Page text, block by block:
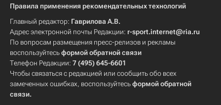
Правила применения рекомендательных технологий
Главный редактор: Гаврилова А.В.
Адрес электронной почты Редакции: r-sport.internet@ria.ru
По вопросам размещения пресс-релизов и рекламы
воспользуйтесьформой обратной связи
Телефон Редакции: 7 (495) 645-6601
Чтобы связаться с редакцией или сообщить обо всех
замеченных ошибках, воспользуйтесьформой обратной
связи.